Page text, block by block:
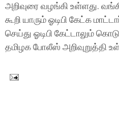
அறிவுரை வழங்கி உள்ளது.
கூறி யாரும் ஓடிபி கேட்க
செய்து ஓடிபி கேட்டாலும்
தமிழக போலீஸ் அறிவுறுத்தி